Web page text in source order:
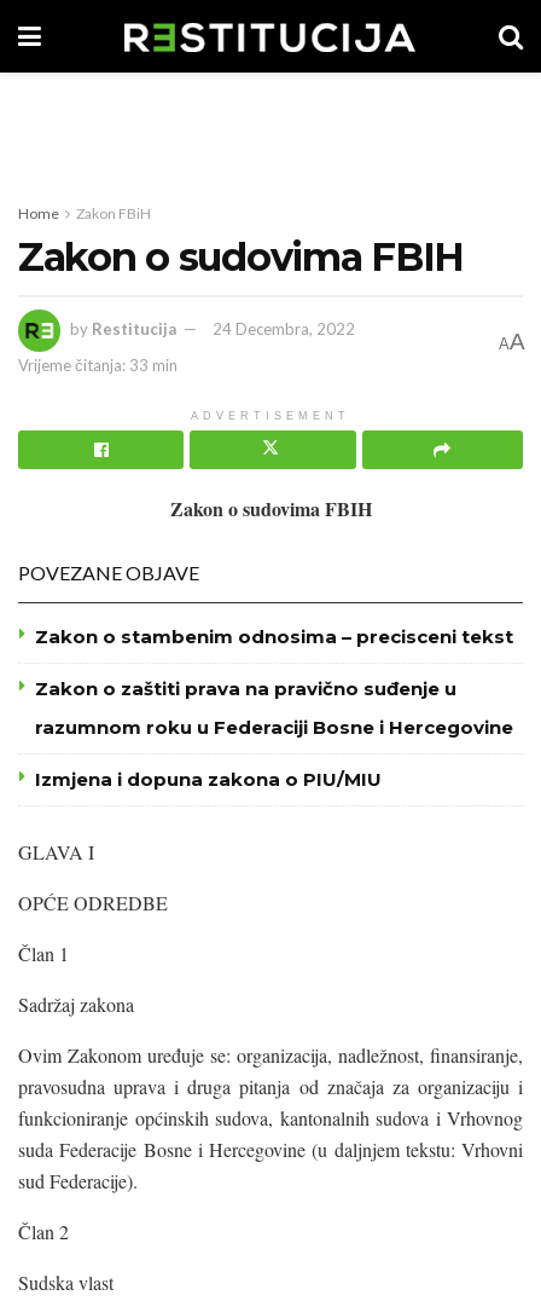
Home Zakon FBiH
Zakon o sudovima FBIH
by Restitucija
24 Decembra, 2022
Vrijeme čitanja: 33 min
AA
ADVERTISEMENT
Zakon o sudovima FBIH
POVEZANE OBJAVE
Zakon o stambenim odnosima – precisceni tekst
Zakon o zaštiti prava na pravično suđenje u
razumnom roku u Federaciji Bosne i Hercegovine
Izmjena i dopuna zakona o PIU/MIU
GLAVA I
OPĆE ODREDBE
Član 1
Sadržaj zakona
Ovim Zakonom uređuje se: organizacija, nadležnost, finansiranje,
pravosudna uprava i druga pitanja od značaja za organizaciju i
funkcioniranje općinskih sudova, kantonalnih sudova i Vrhovnog
suda Federacije Bosne i Hercegovine (u daljnjem tekstu: Vrhovni
sud Federacije).
Član 2
Sudska vlast